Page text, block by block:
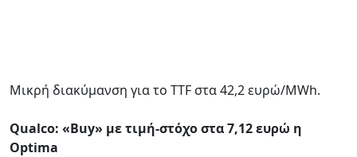
Mικρή διακύμανση για το ΤΤF στα 42,2 ευρώ/MWh.
Qualco: «Βuy» με τιμή-στόχο στα 7,12 ευρώ η
Optima